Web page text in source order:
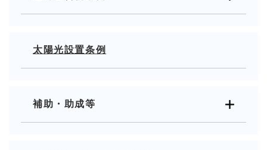
太陽光設置条例
補助・助成等